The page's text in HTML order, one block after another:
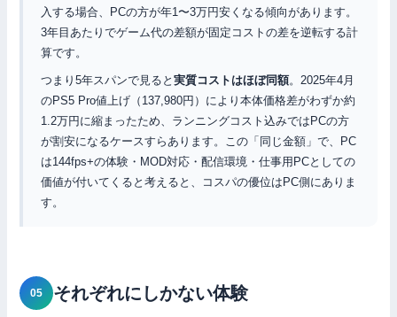
入する場合、PCの方が年1〜3万円安くなる傾向があります。
3年目あたりでゲーム代の差額が固定コストの差を逆転する計
算です。
つまり5年スパンで見ると実質コストはほぼ同額。2025年4月
のPS5 Pro値上げ（137,980円）により本体価格差がわずか約
1.2万円に縮まったため、ランニングコスト込みではPCの方
が割安になるケースすらあります。この「同じ金額」で、PC
は144fps+の体験・MOD対応・配信環境・仕事用PCとしての
価値が付いてくると考えると、コスパの優位はPC側にありま
す。
それぞれにしかない体験